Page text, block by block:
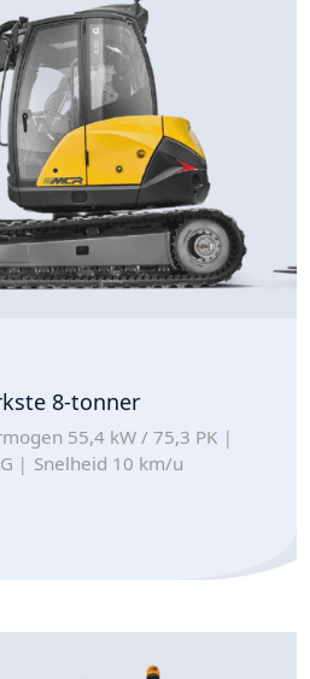
8-tonner
55,4 kW / 75,3 PK
Snelheid 10 km/u